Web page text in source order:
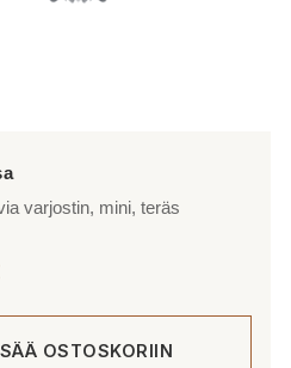
varjostin, mini, teräs
OSTOSKORIIN